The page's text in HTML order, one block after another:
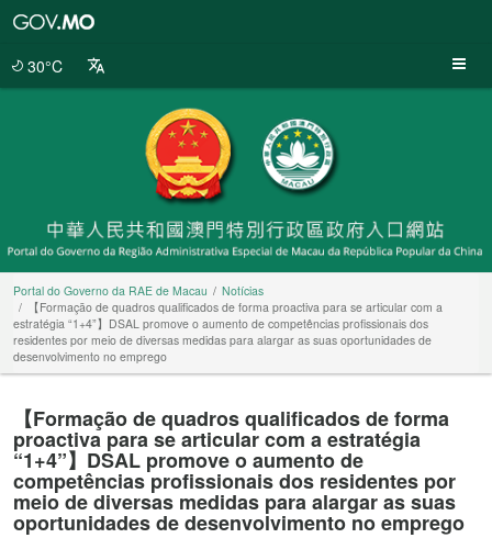
30°C
Portal do Governo da RAE de Macau
Notícias
【Formação de quadros qualificados de forma proactiva para se articular com a
estratégia “1+4”】DSAL promove o aumento de competências profissionais dos
residentes por meio de diversas medidas para alargar as suas oportunidades de
desenvolvimento no emprego
【Formação de quadros qualificados de forma
proactiva para se articular com a estratégia
“1+4”】DSAL promove o aumento de
competências profissionais dos residentes por
meio de diversas medidas para alargar as suas
oportunidades de desenvolvimento no emprego